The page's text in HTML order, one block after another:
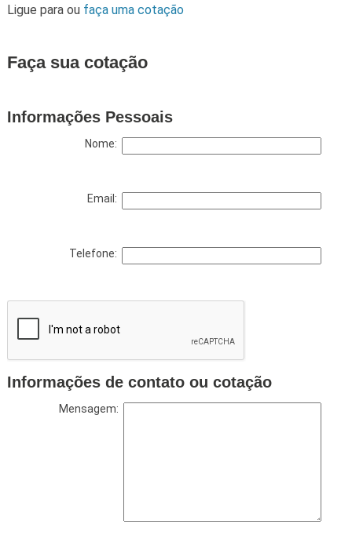
Ligue para ou faça uma cotação
Faça sua cotação
Informações Pessoais
Nome:
Email:
Telefone:
Informações de contato ou cotação
Mensagem: